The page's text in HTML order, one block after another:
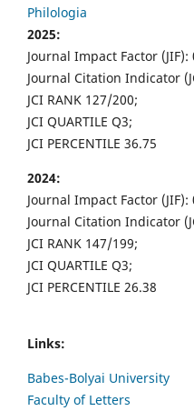
Philologia
2025:
Journal Impact Factor (JIF):
Journal Citation Indicator
JCI RANK 127/200;
JCI QUARTILE Q3;
JCI PERCENTILE 36.75
2024:
Journal Impact Factor (JIF):
Journal Citation Indicator
JCI RANK 147/199;
JCI QUARTILE Q3;
JCI PERCENTILE 26.38
Links:
Babes-Bolyai University
Faculty of Letters